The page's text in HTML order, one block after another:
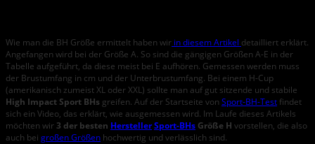
Wie man die BH Größe ermittelt haben wir in diesem Artikel detailliert erklärt.
Angefangen wird bei der Größe A. So sind die gängigen Größen A-E in der
Tabelle aufgeführt, da diese meist bei E aufhören. Gemessen werden muss
der Brustumfang in cm und der Unterbrustumfang. Bei einem H-Cup
(amerikanisch zumeist XL oder XXL) sollte man auf gut sitzende und stabile
High Impact Sport BHs greifen. Auf der Startseite von Sport-BH-Testfindet
sich ein Video, das erklärt, wie ausgemessen wird. Im Laufe dieses Artikels
möchten wir3 der besten HerstellerSport-BHs Größe H vorstellen, die also
auch bei großen Größen hochwertig und verlässlich sind.